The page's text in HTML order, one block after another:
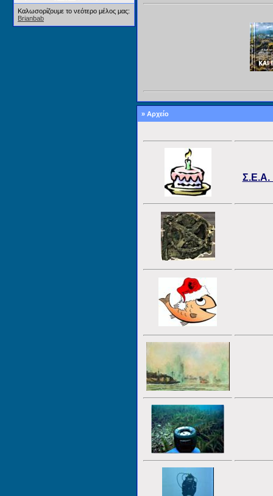
Καλωσορίζουμε το νεότερο μέλος μας:
Brianbab
» Αρχείο
Σ.Ε.Α.